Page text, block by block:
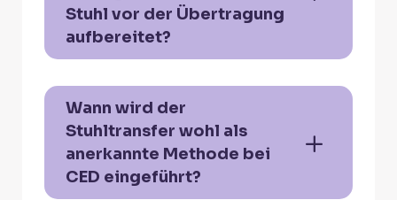
Stuhl vor der Übertragung
aufbereitet?
Wann wird der
Stuhltransfer wohl als
anerkannte Methode bei
CED eingeführt?